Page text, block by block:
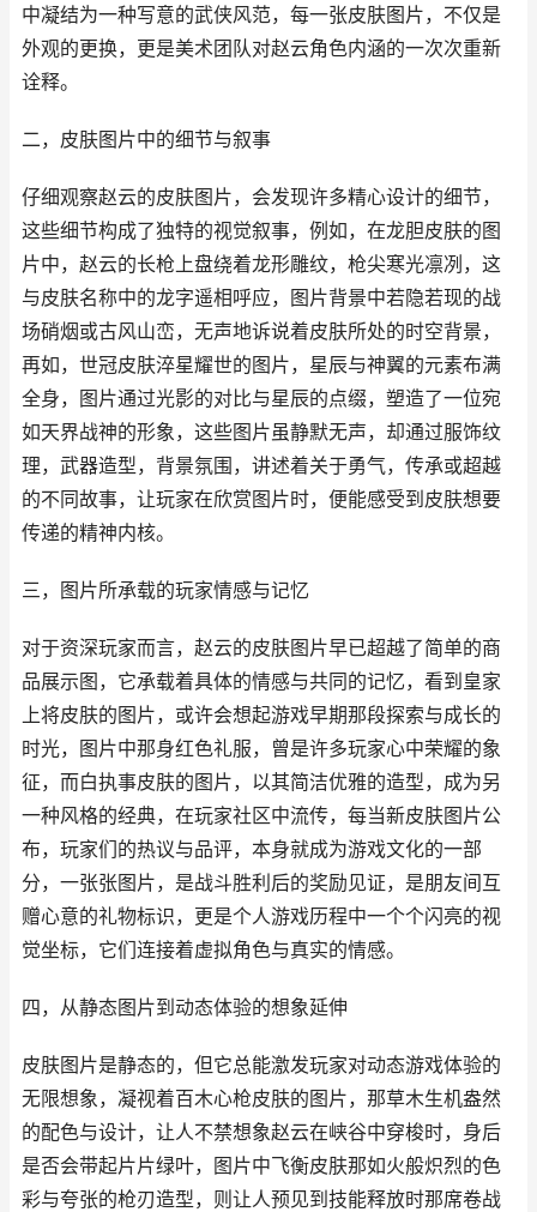
中凝结为一种写意的武侠风范，每一张皮肤图片，不仅是
外观的更换，更是美术团队对赵云角色内涵的一次次重新
诠释。
二，皮肤图片中的细节与叙事
仔细观察赵云的皮肤图片，会发现许多精心设计的细节，
这些细节构成了独特的视觉叙事，例如，在龙胆皮肤的图
片中，赵云的长枪上盘绕着龙形雕纹，枪尖寒光凛冽，这
与皮肤名称中的龙字遥相呼应，图片背景中若隐若现的战
场硝烟或古风山峦，无声地诉说着皮肤所处的时空背景，
再如，世冠皮肤淬星耀世的图片，星辰与神翼的元素布满
全身，图片通过光影的对比与星辰的点缀，塑造了一位宛
如天界战神的形象，这些图片虽静默无声，却通过服饰纹
理，武器造型，背景氛围，讲述着关于勇气，传承或超越
的不同故事，让玩家在欣赏图片时，便能感受到皮肤想要
传递的精神内核。
三，图片所承载的玩家情感与记忆
对于资深玩家而言，赵云的皮肤图片早已超越了简单的商
品展示图，它承载着具体的情感与共同的记忆，看到皇家
上将皮肤的图片，或许会想起游戏早期那段探索与成长的
时光，图片中那身红色礼服，曾是许多玩家心中荣耀的象
征，而白执事皮肤的图片，以其简洁优雅的造型，成为另
一种风格的经典，在玩家社区中流传，每当新皮肤图片公
布，玩家们的热议与品评，本身就成为游戏文化的一部
分，一张张图片，是战斗胜利后的奖励见证，是朋友间互
赠心意的礼物标识，更是个人游戏历程中一个个闪亮的视
觉坐标，它们连接着虚拟角色与真实的情感。
四，从静态图片到动态体验的想象延伸
皮肤图片是静态的，但它总能激发玩家对动态游戏体验的
无限想象，凝视着百木心枪皮肤的图片，那草木生机盎然
的配色与设计，让人不禁想象赵云在峡谷中穿梭时，身后
是否会带起片片绿叶，图片中飞衡皮肤那如火般炽烈的色
彩与夸张的枪刃造型，则让人预见到技能释放时那席卷战